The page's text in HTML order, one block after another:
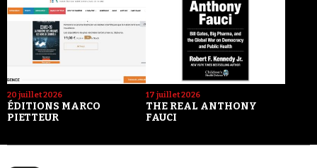
20 juillet 2026
ÉDITIONS MARCO
PIETTEUR
17 juillet 2026
THE REAL ANTHONY
FAUCI